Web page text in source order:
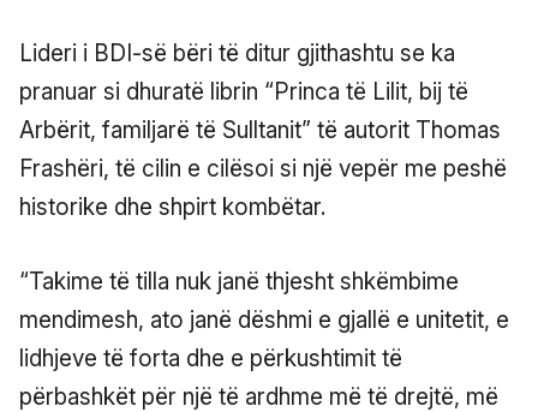
Lideri i BDI-së bëri të ditur gjithashtu se ka
pranuar si dhuratë librin “Princa të Lilit, bij të
Arbërit, familjarë të Sulltanit” të autorit Thomas
Frashëri, të cilin e cilësoi si një vepër me peshë
historike dhe shpirt kombëtar.
“Takime të tilla nuk janë thjesht shkëmbime
mendimesh, ato janë dëshmi e gjallë e unitetit, e
lidhjeve të forta dhe e përkushtimit të
përbashkët për një të ardhme më të drejtë, më